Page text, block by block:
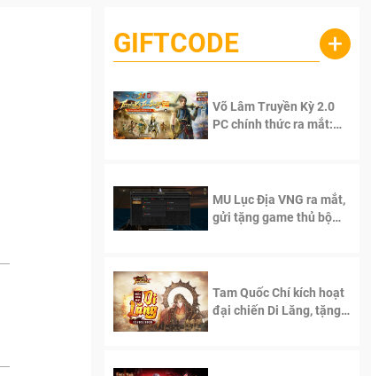
GIFTCODE +
Võ Lâm Truyền Kỳ 2.0
PC chính thức ra mắt:
MU Lục Địa VNG ra mắt,
gửi tặng game thủ bộ
Tam Quốc Chí kích hoạt
đại chiến Di Lăng, tặng